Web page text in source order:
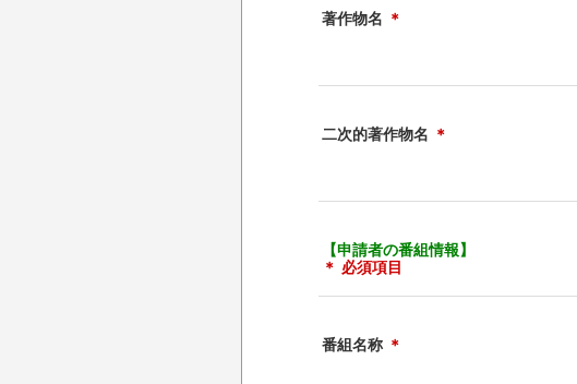
著作物名 ＊
二次的著作物名 ＊
【申請者の番組情報】
＊ 必須項目
番組名称 ＊